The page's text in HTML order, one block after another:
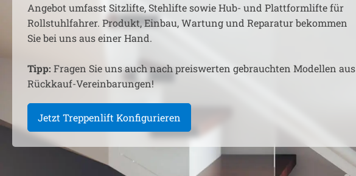
Angebot umfasst Sitzlifte, Stehlifte sowie Hub- und Plattformlifte für
Rollstuhlfahrer. Produkt, Einbau, Wartung und Reparatur bekommen
Sie bei uns aus einer Hand.
Tipp: Fragen Sie uns auch nach preiswerten gebrauchten Modellen aus
Rückkauf-Vereinbarungen!
Jetzt Treppenlift Konfigurieren